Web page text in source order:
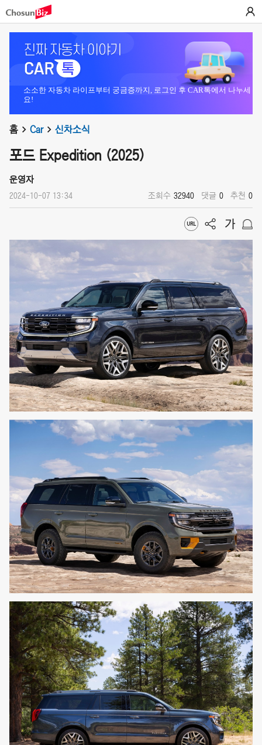
소소한 자동차 라이프부터 궁금증까지, 로그인 후 CAR톡에서 나누세
요!
홈 Car 신차소식
포드 Expedition (2025)
운영자
2024-10-07 13:34 조회수 32940 댓글 0 추천 0